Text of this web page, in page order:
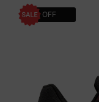
30% OFF